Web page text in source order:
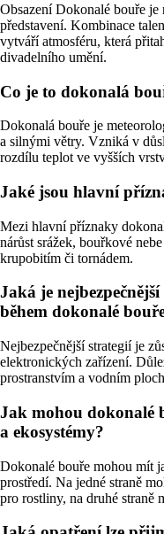
Obsazení Dokonalé bouře je
představení. Kombinace
vytváří atmosféru, která
divadelního umění.
Co je to dokonalá
Dokonalá bouře je
a silnými větry. Vzniká v
rozdílu teplot ve vyšších
Jaké jsou hlavní
Mezi hlavní příznaky
nárůst srážek, bouřkové
krupobitím či tornádem.
Jaká je
během dokonalé
Nejbezpečnější strategií je
elektronických zařízení.
prostranstvím a vodním
Jak mohou dokonalé
a ekosystémy?
Dokonalé bouře mohou mít
prostředí. Na jedné straně
pro rostliny, na druhé straně